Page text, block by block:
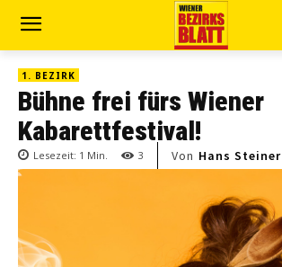
1. BEZIRK
Bühne frei fürs Wiener
Kabarettfestival!
Lesezeit: 1 Min. 3 Von Hans Steiner